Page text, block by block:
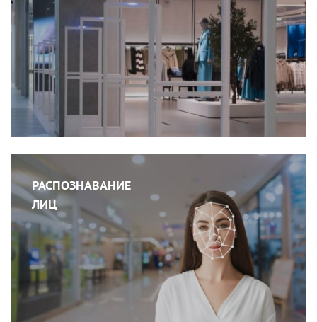
РАСПОЗНАВАНИЕ
ЛИЦ